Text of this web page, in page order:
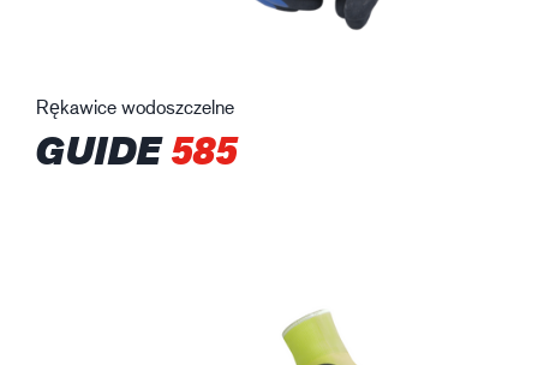
Rękawice wodoszczelne
GUIDE585